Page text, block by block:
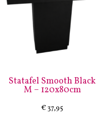
Statafel Smooth Black
M – 120x80cm
€37,95